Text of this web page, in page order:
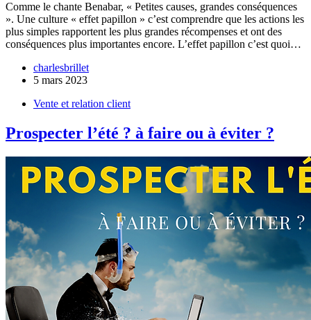
Comme le chante Benabar, « Petites causes, grandes conséquences
». Une culture « effet papillon » c’est comprendre que les actions les
plus simples rapportent les plus grandes récompenses et ont des
conséquences plus importantes encore. L’effet papillon c’est quoi…
charlesbrillet
5 mars 2023
Vente et relation client
Prospecter l’été ? à faire ou à éviter ?